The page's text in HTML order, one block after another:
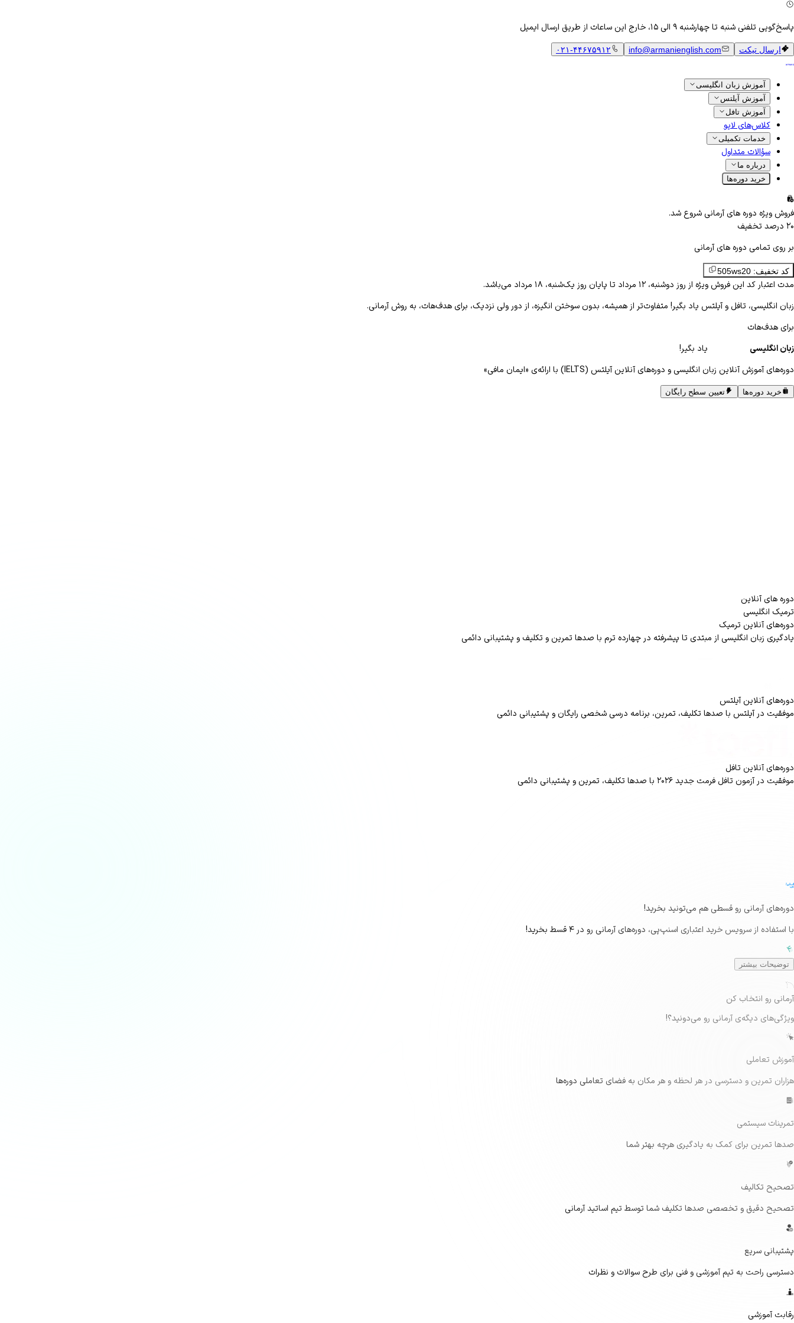
پاسخ‌گویی تلفنی شنبه تا چهارشنبه ۹ الی ۱۵، خارج این ساعات از طریق ارسال ایمیل
ارسال تیکت info@armanienglish.com ۰۲۱-۴۴۶۷۵۹۱۲
آموزش زبان انگلیسی
آموزش آیلتس
آموزش تافل
کلاس‌های لایو
خدمات تکمیلی
سؤالات متداول
درباره ما
خرید دوره‌ها
فروش ویژه دوره های آرمانی شروع شد.
۲۰ درصد تخفیف
بر روی تمامی دوره های آرمانی
کد تخفیف: 505ws20
مدت اعتبار کد این فروش ویژه از روز دوشنبه، ۱۲ مرداد تا پایان روز یک‌شنبه، ۱۸ مرداد می‌باشد.
زبان انگلیسی، تافل و آیلتس یاد بگیر! متفاوت‌تر از همیشه، بدون سوختن انگیزه، از دور ولی نزدیک، برای هدف‌هات، به روش آرمانی.
برایهدف‌هات
زبانانگلیسی
یاد بگیر!
دوره‌های آموزش آنلاین زبان انگلیسی و دوره‌های آنلاین آیلتس (IELTS) با ارائه‌ی
«ایمان مافی»
خرید دوره‌ها تعیین سطح رایگان
دوره های آنلاین
ترمیک انگلیسی
دوره‌های آنلاین ترمیک
یادگیری زبان انگلیسی از مبتدی تا پیشرفته در چهارده ترم با صدها تمرین و تکلیف و پشتیبانی دائمی
دوره‌های آنلاین آیلتس
موفقیت در آیلتس با صدها تکلیف، تمرین، برنامه درسی شخصی رایگان و پشتیبانی دائمی
دوره‌های آنلاین تافل
موفقیت در آزمون تافل فرمت جدید ۲۰۲۶ با صدها تکلیف، تمرین و پشتیبانی دائمی
دوره‌های آرمانی رو قسطی هم می‌تونید بخرید!
با استفاده از سرویس خرید اعتباری اسنپ‌پی، دوره‌های آرمانی رو در ۴ قسط بخرید!
توضیحات بیشتر
آرمانی رو انتخاب کن
ویژگی‌های دیگه‌ی آرمانی رو می‌دونید؟!
آموزش تعاملی
هزاران تمرین و دسترسی در هر لحظه و هر مکان به فضای تعاملی دوره‌ها
تمرینات سیستمی
صدها تمرین برای کمک به یادگیری هرچه بهتر شما
تصحیح تکالیف
تصحیح دقیق و تخصصی صدها تکلیف شما توسط تیم اساتید آرمانی
پشتیبانی سریع
دسترسی راحت به تیم آموزشی و فنی برای طرح سوالات و نظرات
رقابت آموزشی